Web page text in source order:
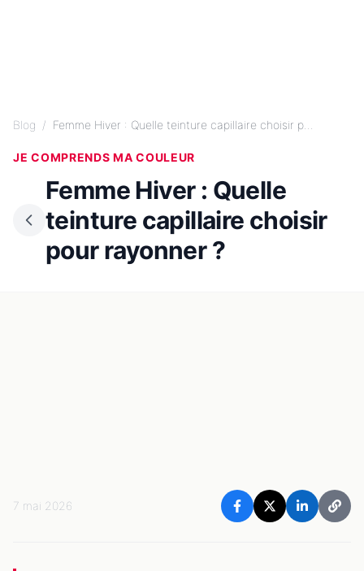
Blog / Femme Hiver : Quelle teinture capillaire choisir p...
JE COMPRENDS MA COULEUR
Femme Hiver : Quelle
teinture capillaire choisir
pour rayonner ?
7 mai 2026